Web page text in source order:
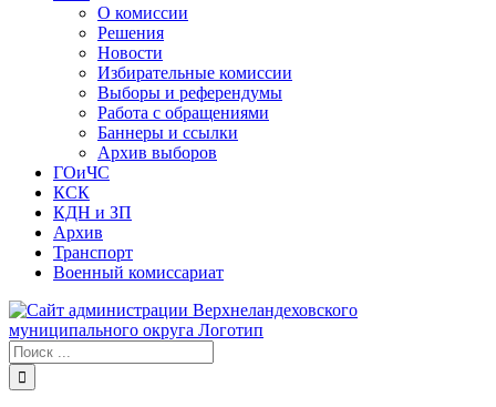
О комиссии
Решения
Новости
Избирательные комиссии
Выборы и референдумы
Работа с обращениями
Баннеры и ссылки
Архив выборов
ГОиЧС
КСК
КДН и ЗП
Архив
Транспорт
Военный комиссариат
Результат
поиска: